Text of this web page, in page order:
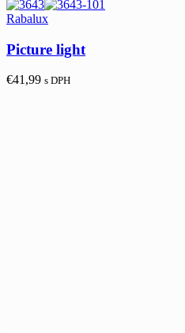
Rabalux
Picture light
€41,99 s DPH